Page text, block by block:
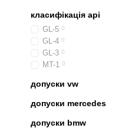
класифікація api
GL-5 0
GL-4 0
GL-3 0
MT-1 0
допуски vw
допуски mercedes
допуски bmw